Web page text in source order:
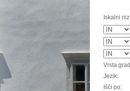
Iskalni
Vrsta
Jezik:
Išči po: